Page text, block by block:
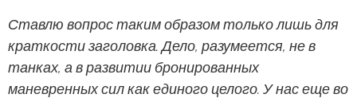
Ставлю вопрос таким образом только лишь для
краткости заголовка. Дело, разумеется, не в
танках, а в развитии бронированных
маневренных сил как единого целого. У нас еще во